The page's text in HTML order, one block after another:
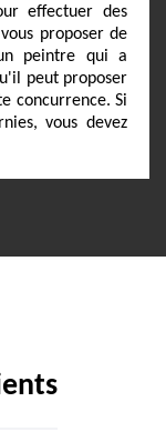
effectuer des
proposer de
peintre qui a
peut proposer
concurrence. Si
vous devez